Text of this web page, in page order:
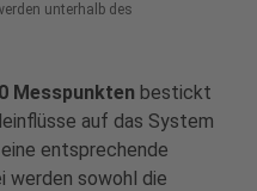
unterhalb des
Messpunkten bestickt
auf das System
entsprechende
werden sowohl die